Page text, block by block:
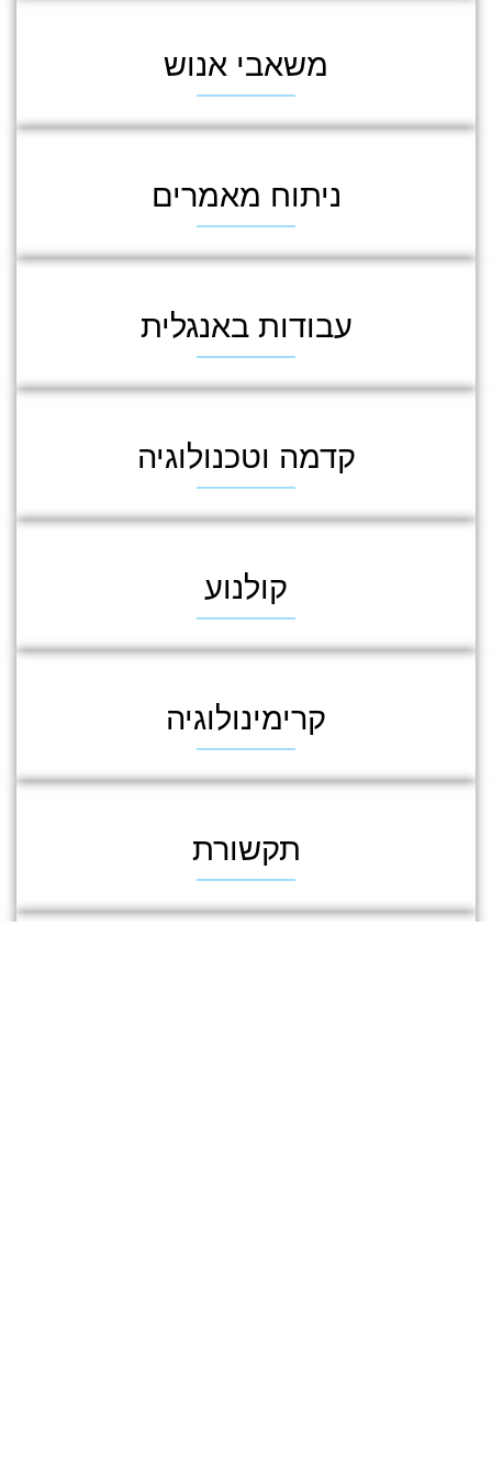
משאבי אנוש
ניתוח מאמרים
עבודות באנגלית
קדמה וטכנולוגיה
קולנוע
קרימינולוגיה
תקשורת